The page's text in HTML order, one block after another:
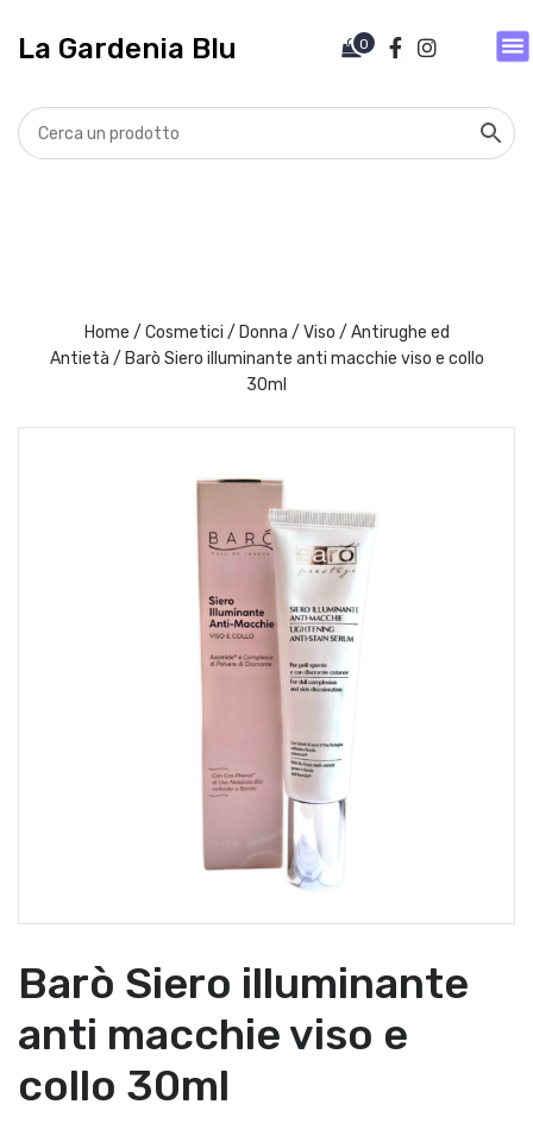
La Gardenia Blu 0
Home / Cosmetici / Donna / Viso / Antirughe ed
Antietà / Barò Siero illuminante anti macchie viso e collo
30ml
Barò Siero illuminante
anti macchie viso e
collo 30ml